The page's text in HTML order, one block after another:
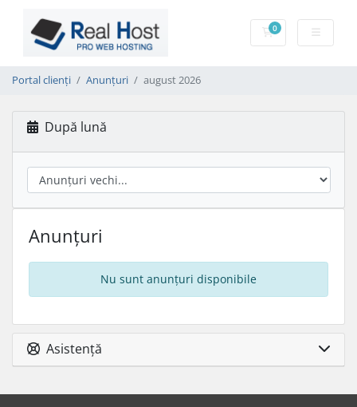
0Coș de
Portal clienți Anunțuri august 2026
După lună
Anunțuri
Nu sunt anunțuri disponibile
Asistență